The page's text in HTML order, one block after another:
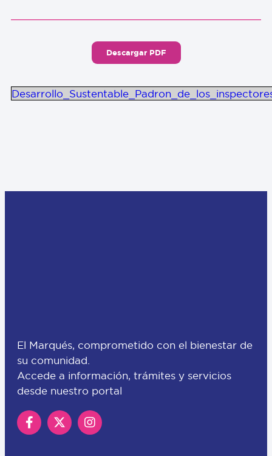
Descargar PDF
El Marqués, comprometido con el bienestar de
su comunidad.
Accede a información, trámites y servicios
desde nuestro portal